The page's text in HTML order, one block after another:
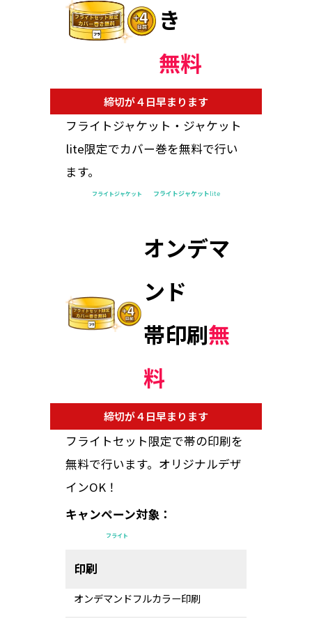
き
無料
締切が４日早まります
フライトジャケット・ジャケット
lite限定でカバー巻を無料で行い
ます。
フライトジャケット フライトジャケットlite
オンデマ
ンド
帯印刷無
料
締切が４日早まります
フライトセット限定で帯の印刷を
無料で行います。オリジナルデザ
インOK！
キャンペーン対象：
フライト
印刷
オンデマンドフルカラー印刷